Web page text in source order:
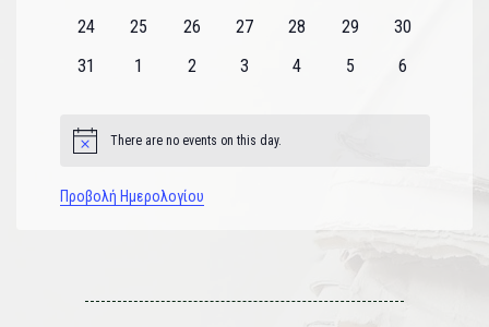
0
24
0
25
0
26
0
27
0
28
0
29
0
30
0
31
0
1
0
2
0
3
0
4
0
5
0
6
Notice There are no events on this day.
Προβολή Ημερολογίου